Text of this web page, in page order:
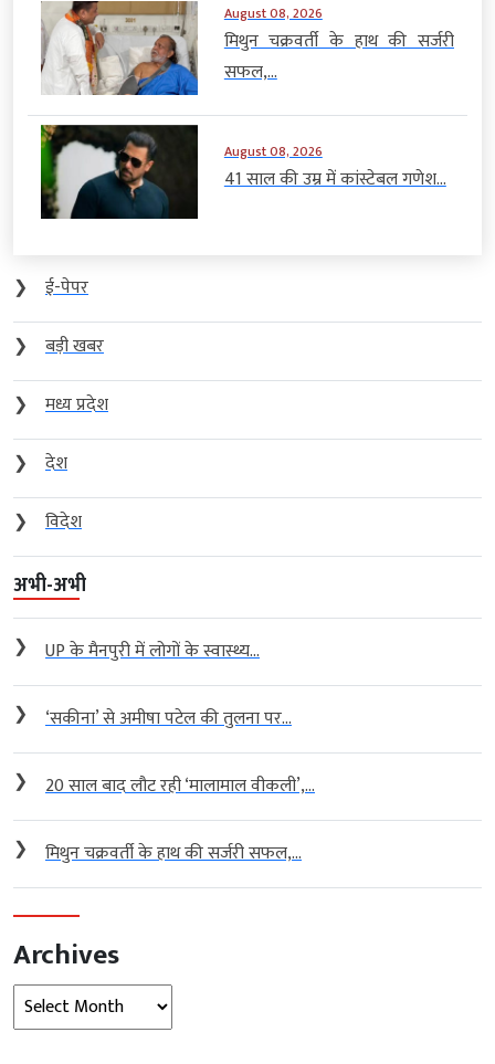
August 08, 2026
मिथुन चक्रवर्ती के हाथ की सर्जरी
सफल,...
August 08, 2026
41 साल की उम्र में कांस्टेबल गणेश...
❯
ई-पेपर
❯
बड़ी खबर
❯
मध्य प्रदेश
❯
देश
❯
विदेश
अभी-अभी
❯ UP के मैनपुरी में लोगों के स्वास्थ्य...
❯ ‘सकीना’ से अमीषा पटेल की तुलना पर...
❯ 20 साल बाद लौट रही ‘मालामाल वीकली’,...
❯ मिथुन चक्रवर्ती के हाथ की सर्जरी सफल,...
Archives
Archives